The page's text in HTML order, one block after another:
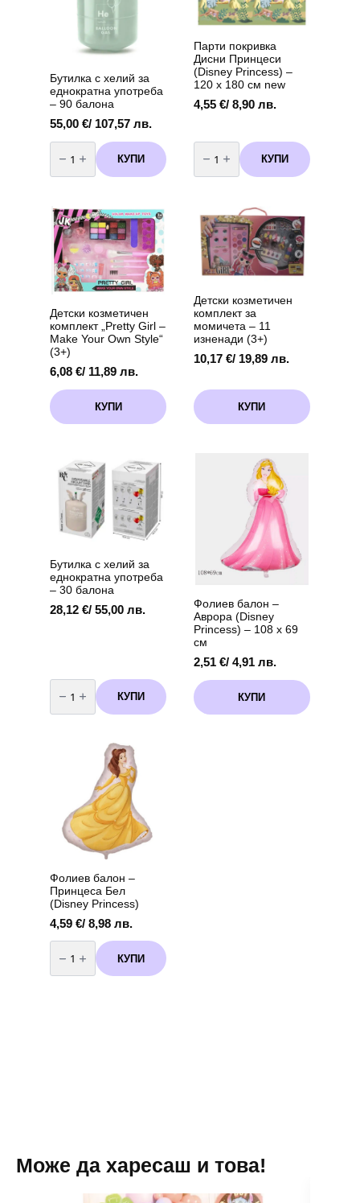
Бутилка с хелий за
еднократна употреба
– 90 балона
55,00 €/ 107,57 лв.
количество
за
Бутилка
с
еднократна
употреба
90
балона
КУПИ
Парти покривка
Дисни Принцеси
(Disney Princess) –
120 x 180 см new
4,55 €/ 8,90 лв.
количество
за
Парти
покривка
Princess)
120
180
см
КУПИ
Детски козметичен
комплект „Pretty Girl –
Make Your Own Style“
(3+)
6,08 €/ 11,89 лв.
КУПИ
Детски козметичен
комплект за
момичета – 11
изненади (3+)
10,17 €/ 19,89 лв.
КУПИ
Бутилка с хелий за
еднократна употреба
– 30 балона
28,12 €/ 55,00 лв.
количество
за
Бутилка
с
еднократна
КУПИ
Фолиев балон –
Аврора (Disney
Princess) – 108 х 69
см
2,51 €/ 4,91 лв.
КУПИ
Фолиев балон –
Принцеса Бел
(Disney Princess)
4,59 €/ 8,98 лв.
количество
за
Фолиев
балон
КУПИ
Може да харесаш и това!